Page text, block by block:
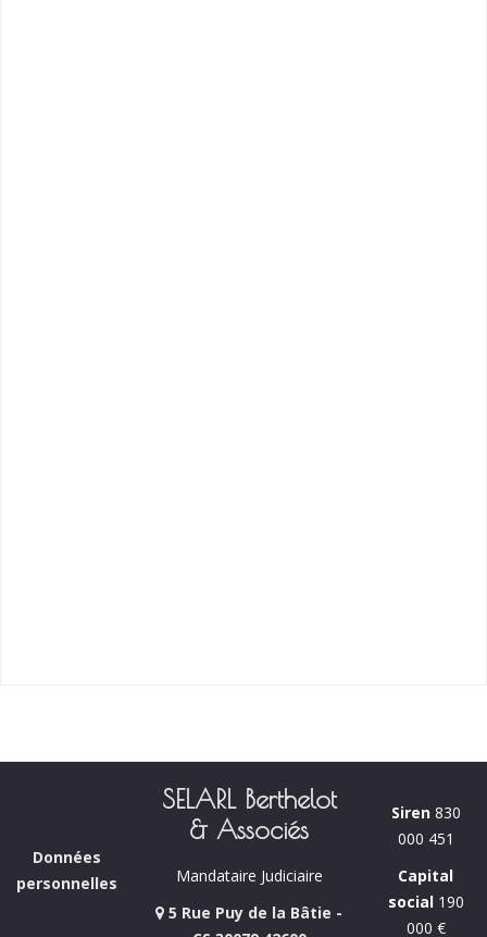
Données
personnelles
SELARL Berthelot
& Associés
Mandataire Judiciaire
5 Rue Puy de la Bâtie -
Siren830
000 451
Capital
social190
000 €